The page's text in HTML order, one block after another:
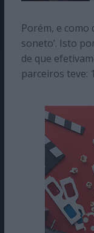
Porém, e como
soneto’. Isto
de que
parceiros teve: